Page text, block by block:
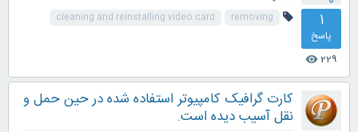
1
پاسخ
229
visibility
removing
cleaning and reinstalling video card
کارت گرافیک کامپیوتر استفاده شده در حین حمل و
نقل آسیب دیده است.